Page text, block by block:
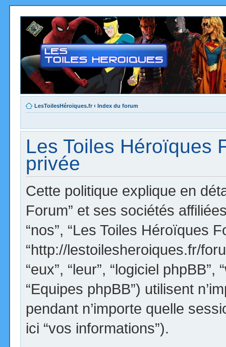
LesToilesHéroïques.fr ‹ Index du forum
Les Toiles Héroïques
privée
Cette politique explique en
Forum” et ses sociétés
“nos”, “Les Toiles Héroïques
“http://lestoilesheroiques.fr/
“eux”, “leur”, “logiciel
“Equipes phpBB”) utilisent
pendant n’importe quelle
ici “vos informations”).